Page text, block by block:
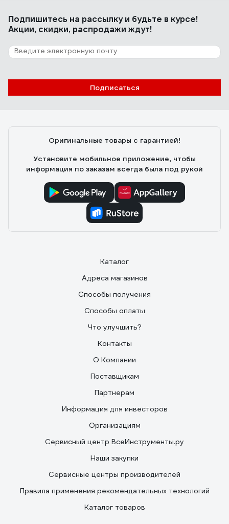
Подпишитесь на рассылкуи будьте в курсе!
Акции, скидки, распродажи ждут!
Подписаться
Оригинальные товары с гарантией!
Установите мобильное приложение, чтобы
информация по заказам всегда была под рукой
Каталог
Адреса магазинов
Способы получения
Способы оплаты
Что улучшить?
Контакты
О Компании
Поставщикам
Партнерам
Информация для инвесторов
Организациям
Сервисный центр ВсеИнструменты.ру
Наши закупки
Сервисные центры производителей
Правила применения рекомендательных технологий
Каталог товаров